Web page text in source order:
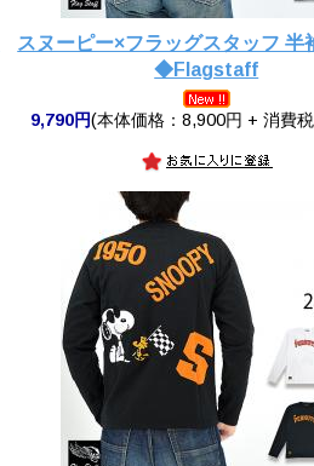
スヌーピー×フラッグスタッフ 半
◆Flagstaff
9,790円(本体価格：8,900円 + 消費